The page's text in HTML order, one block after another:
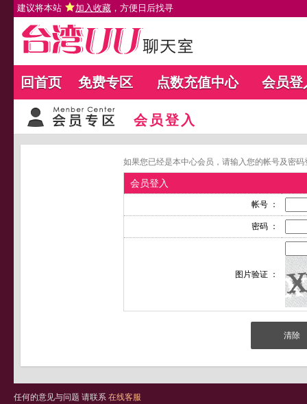
建议将本站 加入收藏 ，方便日后找寻
回首页 免费专区 点数充值中心 会员登
会员登入
如果您已经是本中心会员，请输入您的帐号及密
会员登入
帐号 ：
密码 ：
图片验证 ：
任何的意见与问题 请联系 在线客服